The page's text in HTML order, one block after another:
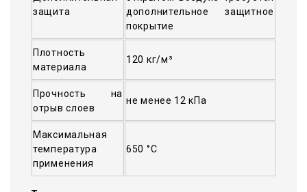
защита
дополнительное защитное
покрытие
Плотность
материала
120 кг/м³
Прочность на
отрыв слоев
не менее 12 кПа
Максимальная
температура
применения
650 °C